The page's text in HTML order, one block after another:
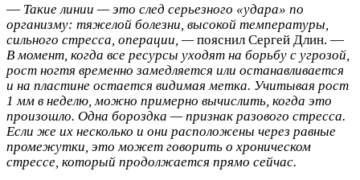
— Такие линии — это след серьезного «удара» по
организму: тяжелой болезни, высокой температуры,
сильного стресса, операции, —пояснил Сергей Длин. —
В момент, когда все ресурсы уходят на борьбу с угрозой,
рост ногтя временно замедляется или останавливается
и на пластине остается видимая метка. Учитывая рост
1 мм в неделю, можно примерно вычислить, когда это
произошло. Одна бороздка — признак разового стресса.
Если же их несколько и они расположены через равные
промежутки, это может говорить о хроническом
стрессе, который продолжается прямо сейчас.